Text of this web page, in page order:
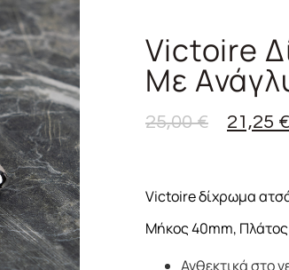
Victoire
Με
25,00€ 21,25 €
Victoire δίχρωμα
Μήκος 40mm,
Ανθεκτικά στο